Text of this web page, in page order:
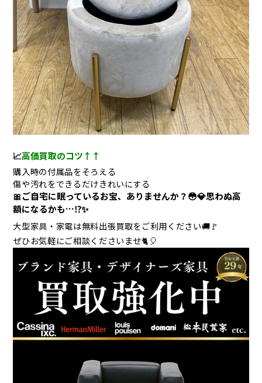
📈高価買取のコツ↑↑
購入時の付属品をそろえる
傷や汚れをできるだけきれいにする
🎀ご自宅に眠っているお宝、ありませんか？😳💎思わぬ高
額になるかも…⁉️✨
大型家具・家電は無料出張買取をご利用ください🚚🚩
ぜひお気軽にご相談くださいませ🐈🎈